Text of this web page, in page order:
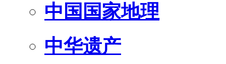
中国国家地理
中华遗产